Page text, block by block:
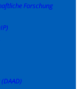
Forschung